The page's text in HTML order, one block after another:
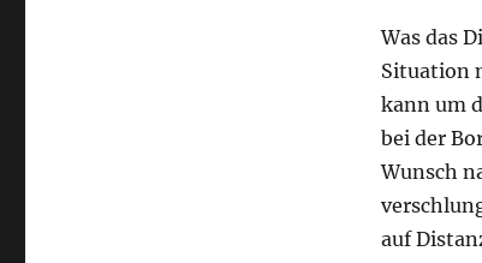
Was das
Situation
kann um
bei der
Wunsch
auf